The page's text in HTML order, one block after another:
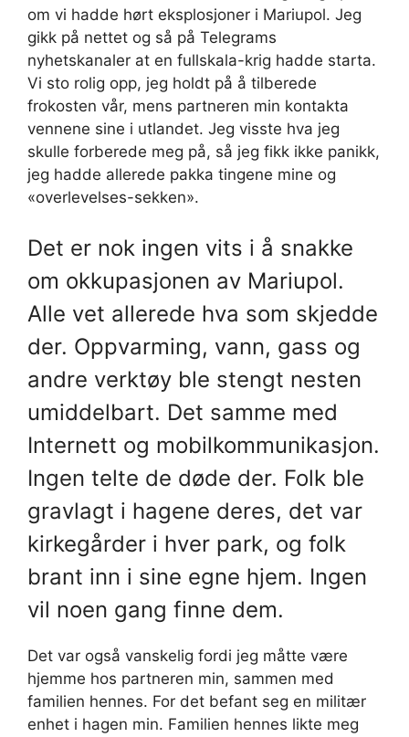
om vi hadde hørt eksplosjoner i Mariupol. Jeg
gikk på nettet og så på Telegrams
nyhetskanaler at en fullskala-krig hadde starta.
Vi sto rolig opp, jeg holdt på å tilberede
frokosten vår, mens partneren min kontakta
vennene sine i utlandet. Jeg visste hva jeg
skulle forberede meg på, så jeg fikk ikke panikk,
jeg hadde allerede pakka tingene mine og
«overlevelses-sekken».
Det er nok ingen vits i å snakke
om okkupasjonen av Mariupol.
Alle vet allerede hva som skjedde
der. Oppvarming, vann, gass og
andre verktøy ble stengt nesten
umiddelbart. Det samme med
Internett og mobilkommunikasjon.
Ingen telte de døde der. Folk ble
gravlagt i hagene deres, det var
kirkegårder i hver park, og folk
brant inn i sine egne hjem. Ingen
vil noen gang finne dem.
Det var også vanskelig fordi jeg måtte være
hjemme hos partneren min, sammen med
familien hennes. For det befant seg en militær
enhet i hagen min. Familien hennes likte meg